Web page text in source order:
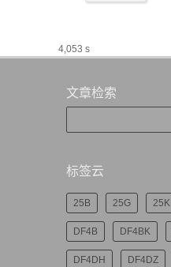
4,053 s
文章检索
标签云
25B 25G 25K
DF4B DF4BK
DF4DH DF4DZ